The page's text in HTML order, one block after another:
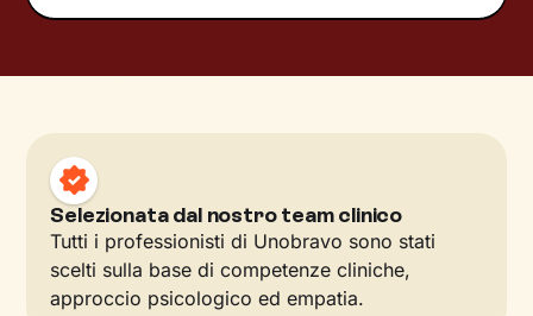
Selezionata dal nostro team clinico
Tutti i professionisti di Unobravo sono stati
scelti sulla base di competenze cliniche,
approccio psicologico ed empatia.